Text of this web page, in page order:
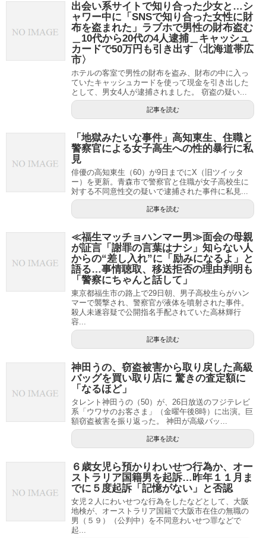
出会い系サイトで知り合った少女と…シ
ャワー中に「SNSで知り合った女性に財
布を盗まれた」ラブホで男性の財布盗む
＿10代から20代の4人逮捕＿キャッシュ
カードで50万円も引き出す〈北海道帯広
市〉
ホテルの客室で男性の財布を盗み、財布の中に入っ
ていたキャッシュカードを使って現金を引き出した
として、男女4人が逮捕されました。 窃盗の疑い...
記事を読む
「地獄みたいな事件」高知東生、住職と
警察官による女子高生への性的暴行に私
見
俳優の高知東生（60）が9日までにX（旧ツイッタ
ー）を更新。青森市で警察官と住職が女子高校生に
対する不同意性交の疑いで逮捕された事件に私見...
記事を読む
≪福生マッチョハンマー男≫面会の母親
が証言「謝罪の言葉はナシ」知らない人
からの“差し入れ”に「励みになるよ」と
語る…事情聴取、移送拒否の理由判明も
「警察にちゃんと話して」
東京都福生市の路上で29日朝、男子高校生らがハン
マーで襲撃され、警察官が液体を噴射された事件。
殺人未遂容疑で公開指名手配されていた高林輝行
容...
記事を読む
神田うの、窃盗被害から取り戻した高級
バッグを買い取り店に 驚きの査定額に
「なるほど」
タレント神田うの（50）が、26日放送のフジテレビ
系「ウワサのお客さま」（金曜午後8時）に出演。巨
額窃盗被害を振り返った。 神田が高級バッ...
記事を読む
６歳女児ら預かりわいせつ行為か、オー
ストラリア国籍男を起訴…昨年１１月ま
でに５度起訴「記憶がない」と否認
女児２人にわいせつな行為をしたなどとして、大阪
地検が、オーストラリア国籍で大阪市在住の無職の
男（５９）（公判中）を不同意わいせつ罪などで
起...